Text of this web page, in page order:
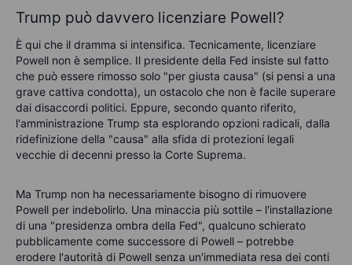
Trump può davvero licenziare Powell?
È qui che il dramma si intensifica. Tecnicamente, licenziare
Powell non è semplice. Il presidente della Fed insiste sul fatto
che può essere rimosso solo "per giusta causa" (si pensi a una
grave cattiva condotta), un ostacolo che non è facile superare
dai disaccordi politici. Eppure, secondo quanto riferito,
l'amministrazione Trump sta esplorando opzioni radicali, dalla
ridefinizione della "causa" alla sfida di protezioni legali
vecchie di decenni presso la Corte Suprema.
Ma Trump non ha necessariamente bisogno di rimuovere
Powell per indebolirlo. Una minaccia più sottile – l'installazione
di una "presidenza ombra della Fed", qualcuno schierato
pubblicamente come successore di Powell – potrebbe
erodere l'autorità di Powell senza un'immediata resa dei conti